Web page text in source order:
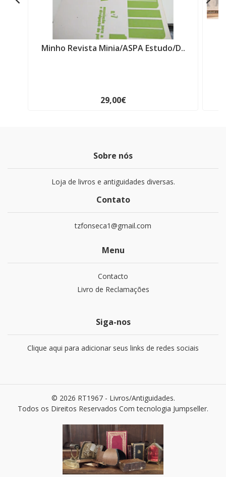
Minho Revista Minia/ASPA Estudo/D..
29,00€
Sobre nós
Loja de livros e antiguidades diversas.
Contato
tzfonseca1@gmail.com
Menu
Contacto
Livro de Reclamações
Siga-nos
Clique aqui para adicionar seus links de redes sociais
© 2026 RT1967 - Livros/Antiguidades.
Todos os Direitos Reservados Com tecnologia Jumpseller.